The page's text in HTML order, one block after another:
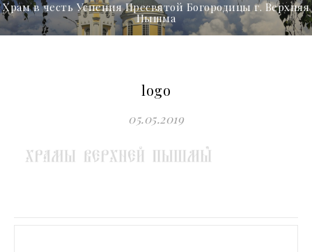
Храм в честь Успения Пресвятой Богородицы г. Верхняя
Пышма
logo
05.05.2019